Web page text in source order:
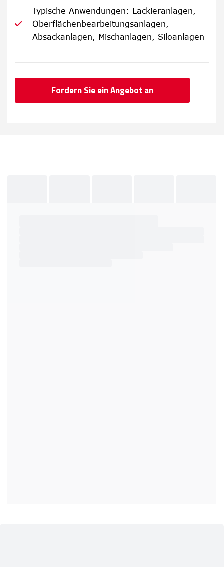
Typische Anwendungen: Lackieranlagen,
Oberflächenbearbeitungsanlagen,
Absackanlagen, Mischanlagen, Siloanlagen
Fordern Sie ein Angebot an